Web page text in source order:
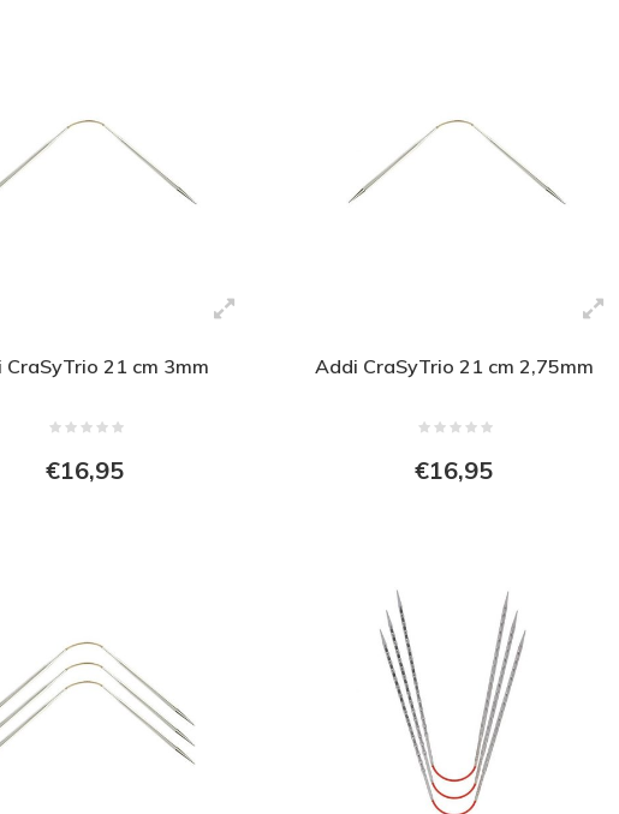
CraSyTrio 21 cm 3mm
€16,95
Addi CraSyTrio 21 cm 2,75mm
€16,95